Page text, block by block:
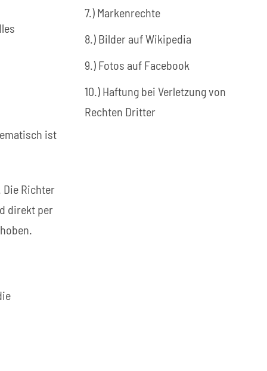
ist
Die Richter
direkt per
7.) Markenrechte
8.) Bilder auf Wikipedia
9.) Fotos auf Facebook
10.) Haftung bei Verletzung von
Rechten Dritter